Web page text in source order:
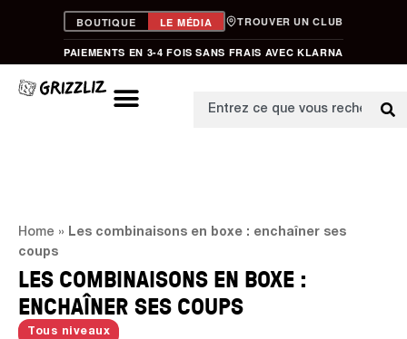
BOUTIQUE LE MÉDIA TROUVER UN CLUB
PAIEMENTS EN 3-4 FOIS SANS FRAIS AVEC KLARNA
Home » Les combinaisons en boxe : enchaîner ses
coups
LES COMBINAISONS EN BOXE :
ENCHAÎNER SES COUPS
Tous niveaux